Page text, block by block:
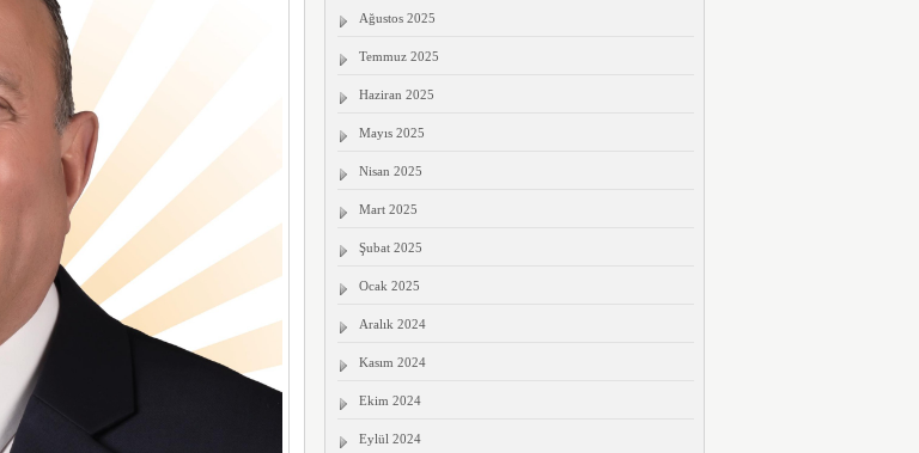
Ağustos 2025
Temmuz 2025
Haziran 2025
Mayıs 2025
Nisan 2025
Mart 2025
Şubat 2025
Ocak 2025
Aralık 2024
Kasım 2024
Ekim 2024
Eylül 2024